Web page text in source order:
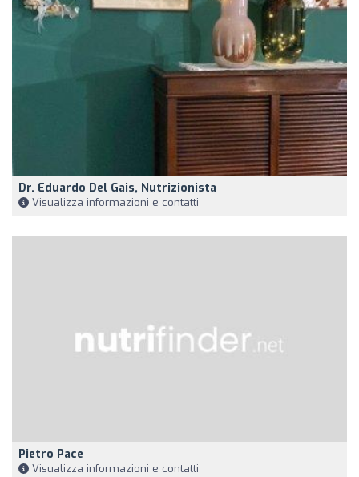
Dr. Eduardo Del Gais, Nutrizionista
Visualizza informazioni e contatti
Pietro Pace
Visualizza informazioni e contatti